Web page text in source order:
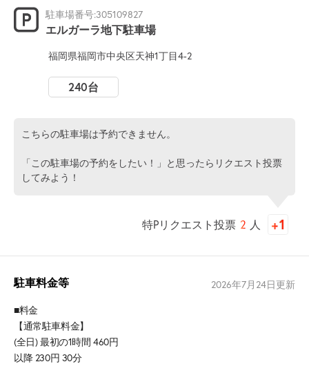
駐車場番号:305109827
エルガーラ地下駐車場
福岡県福岡市中央区天神1丁目4-2
240台
こちらの駐車場は予約できません。
「この駐車場の予約をしたい！」と思ったらリクエスト投票
してみよう！
特Pリクエスト投票 2 人
駐車料金等 2026年7月24日更新
■料金
【通常駐車料金】
(全日) 最初の1時間 460円
以降 230円 30分